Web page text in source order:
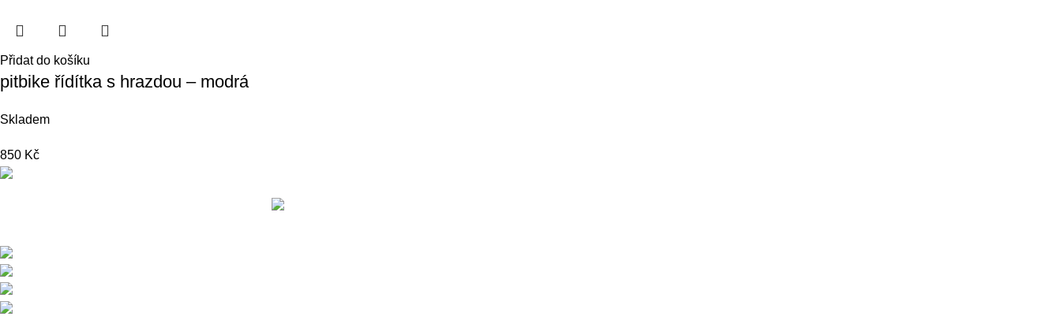
Přidat do košíku
pitbike řídítka s hrazdou – modrá
Skladem
850 Kč